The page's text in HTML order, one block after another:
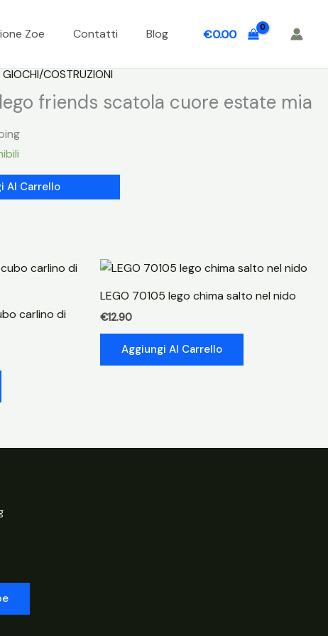
Zoe Contatti Blog €0.00
GIOCHI/COSTRUZIONI
friends scatola cuore estate mia
Al Carrello
carlino di
LEGO 70105 lego chima salto nel nido
€12.90
Aggiungi Al Carrello